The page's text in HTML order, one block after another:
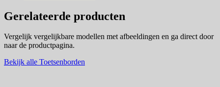
Gerelateerde producten
Vergelijk vergelijkbare modellen met afbeeldingen en ga direct door
naar de productpagina.
Bekijk alle Toetsenborden